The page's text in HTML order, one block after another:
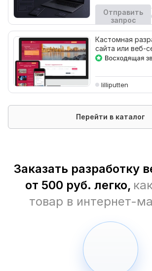
Кворк остановлен
Отправить
запрос
Кастомная
сайта или веб-
lilliputten
Перейти в каталог
Заказать разработку
от 500 руб. легко,
товар в интернет-